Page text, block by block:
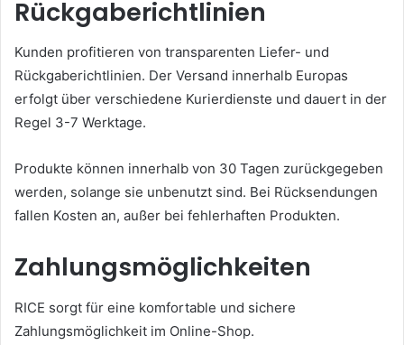
Rückgaberichtlinien
Kunden profitieren von transparenten Liefer- und
Rückgaberichtlinien. Der Versand innerhalb Europas
erfolgt über verschiedene Kurierdienste und dauert in der
Regel 3-7 Werktage.
Produkte können innerhalb von 30 Tagen zurückgegeben
werden, solange sie unbenutzt sind. Bei Rücksendungen
fallen Kosten an, außer bei fehlerhaften Produkten.
Zahlungsmöglichkeiten
RICE sorgt für eine komfortable und sichere
Zahlungsmöglichkeit im Online-Shop.